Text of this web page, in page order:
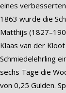
eines
1863 wurde die
Matthijs
Klaas van der
Schmiedelehrling
sechs Tage die
von 0,25 Gulden.